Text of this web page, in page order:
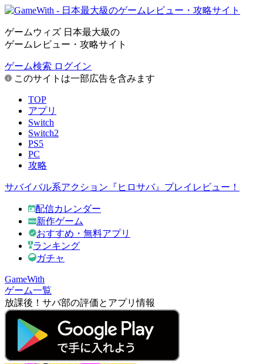
ゲームウィズ 日本最大級の
ゲームレビュー・攻略サイト
ゲーム検索 ログイン
このサイトは一部広告を含みます
TOP
アプリ
Switch
Switch2
PS5
PC
攻略
サバイバル系アクション『ヒロサバ』プレイレビュー！
配信カレンダー
新作ゲーム
おすすめ・無料アプリ
ランキング
ガチャ
GameWith
ゲーム一覧
放課後！サバ部の評価とアプリ情報